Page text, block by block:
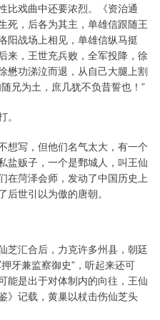
比戏曲中还要浓烈。《资治通
死，后各为其主，单雄信跟随王
阳战场上相见，单雄信纵马挺
来，王世充兵败，全军投降，徐
懋功涕泣而退，从自己大腿上割
兄为土，庶几犹不负昔誓也！”
想写，但他们名气太大，有一个
盐贩子，一个是鄄城人，叫王仙
在菏泽会师，发动了中国历史上
世引以为傲的唐朝。
芝汇合后，力克许多州县，朝廷
牙兼监察御史”，听起来还可
能是出于对体制内的向往，王仙
》记载，黄巢以杖击伤仙芝头